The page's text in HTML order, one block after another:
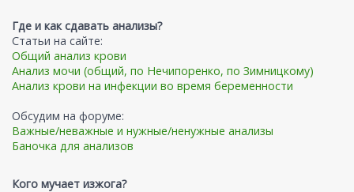
Где и как сдавать анализы?
Статьи на сайте:
Общий анализ крови
Анализ мочи (общий, по Нечипоренко, по Зимницкому)
Анализ крови на инфекции во время беременности
Обсудим на форуме:
Важные/неважные и нужные/ненужные анализы
Баночка для анализов
Кого мучает изжога?